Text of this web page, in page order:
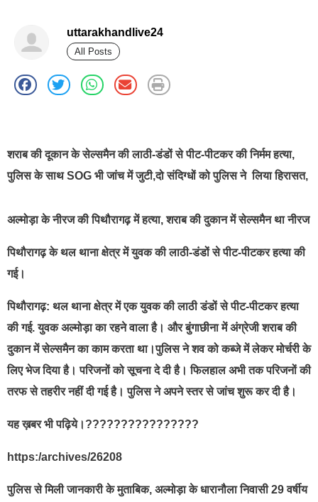
uttarakhandlive24
All Posts
शराब की दूकान के सेल्समैन की लाठी-डंडों से पीट-पीटकर की निर्मम हत्या,
पुलिस के साथ SOG भी जांच में जुटी,दो संदिग्धों को पुलिस ने लिया हिरासत,
अल्मोड़ा के नीरज की पिथौरागढ़ में हत्या, शराब की दुकान में सेल्समैन था नीरज
पिथौरागढ़ के थल थाना क्षेत्र में युवक की लाठी-डंडों से पीट-पीटकर हत्या की
गई।
पिथौरागढ़: थल थाना क्षेत्र में एक युवक की लाठी डंडों से पीट-पीटकर हत्या
की गई. युवक अल्मोड़ा का रहने वाला है। और बुंगाछीना में अंग्रेजी शराब की
दुकान में सेल्समैन का काम करता था।पुलिस ने शव को कब्जे में लेकर मोर्चरी के
लिए भेज दिया है। परिजनों को सूचना दे दी है। फिलहाल अभी तक परिजनों की
तरफ से तहरीर नहीं दी गई है। पुलिस ने अपने स्तर से जांच शुरू कर दी है।
यह ख़बर भी पढ़िये।????????????????
https:/archives/26208
पुलिस से मिली जानकारी के मुताबिक, अल्मोड़ा के धारानौला निवासी 29 वर्षीय